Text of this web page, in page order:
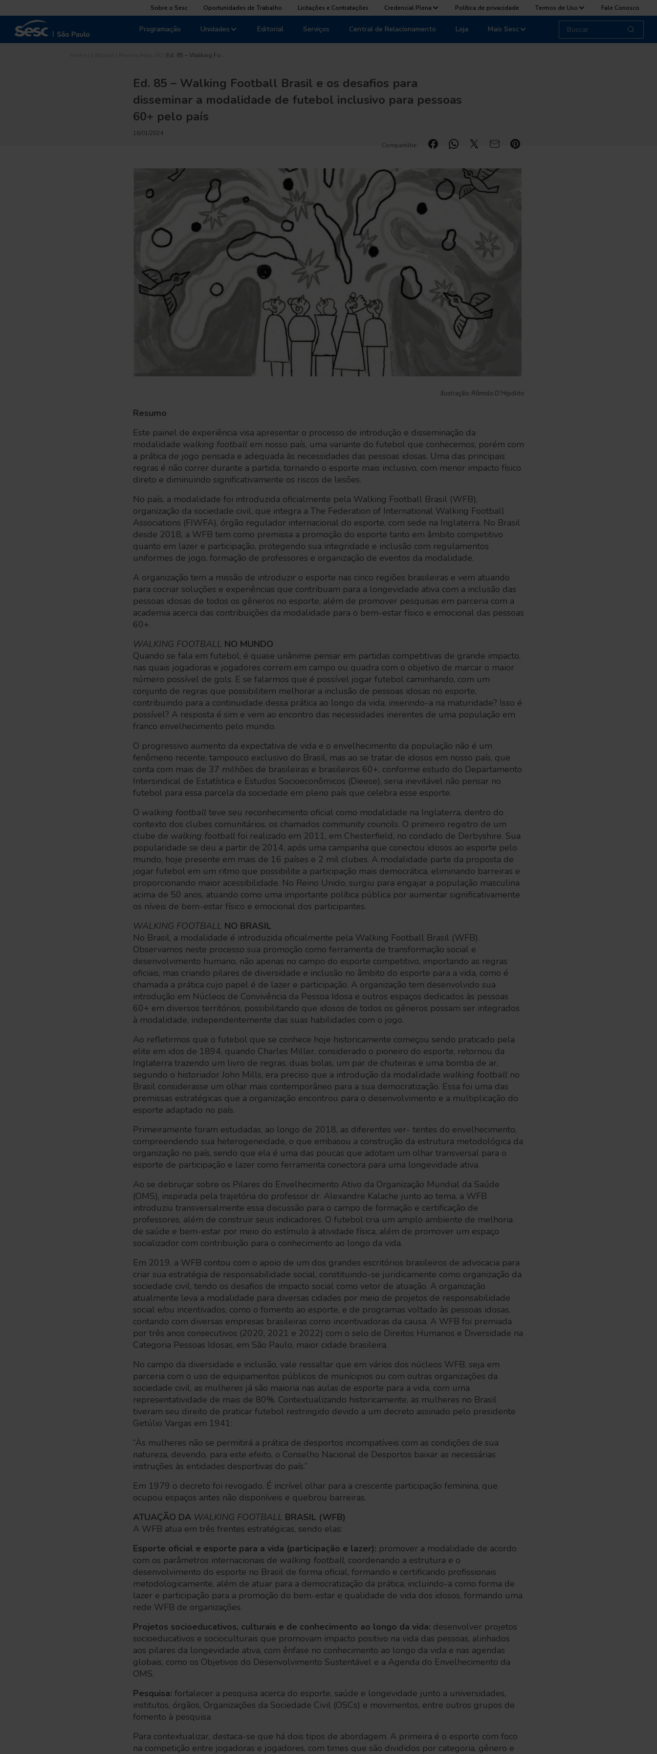
Sobre o Sesc Oportunidades de Trabalho Licitações e Contratações Credencial Plena Política de privacidade Termos de Uso Fale Conosco
Unidades
Programação Editorial Serviços Central de Relacionamento Loja Mais Sesc
Ed. 85 – Walking Fo…
Ed. 85 – Walking Football Brasil e os desafios para
disseminar a modalidade de futebol inclusivo para pessoas
60+ pelo país
16/01/2024
Compartilhe:
Ilustração: Rômolo D’Hipólito
Resumo
Este painel de experiência visa apresentar o processo de introdução e disseminação da
modalidade walking football em nosso país, uma variante do futebol que conhecemos, porém com
a prática de jogo pensada e adequada às necessidades das pessoas idosas. Uma das principais
regras é não correr durante a partida, tornando o esporte mais inclusivo, com menor impacto físico
direto e diminuindo significativamente os riscos de lesões.
No país, a modalidade foi introduzida oficialmente pela Walking Football Brasil (WFB),
organização da sociedade civil, que integra a The Federation of International Walking Football
Associations (FIWFA), órgão regulador internacional do esporte, com sede na Inglaterra. No Brasil
desde 2018, a WFB tem como premissa a promoção do esporte tanto em âmbito competitivo
quanto em lazer e participação, protegendo sua integridade e inclusão com regulamentos
uniformes de jogo, formação de professores e organização de eventos da modalidade.
A organização tem a missão de introduzir o esporte nas cinco regiões brasileiras e vem atuando
para cocriar soluções e experiências que contribuam para a longevidade ativa com a inclusão das
pessoas idosas de todos os gêneros no esporte, além de promover pesquisas em parceria com a
academia acerca das contribuições da modalidade para o bem-estar físico e emocional das pessoas
60+.
WALKING FOOTBALL NO MUNDO
Quando se fala em futebol, é quase unânime pensar em partidas competitivas de grande impacto,
nas quais jogadoras e jogadores correm em campo ou quadra com o objetivo de marcar o maior
número possível de gols. E se falarmos que é possível jogar futebol caminhando, com um
conjunto de regras que possibilitem melhorar a inclusão de pessoas idosas no esporte,
contribuindo para a continuidade dessa prática ao longo da vida, inserindo-a na maturidade? Isso é
possível? A resposta é sim e vem ao encontro das necessidades inerentes de uma população em
franco envelhecimento pelo mundo.
O progressivo aumento da expectativa de vida e o envelhecimento da população não é um
fenômeno recente, tampouco exclusivo do Brasil, mas ao se tratar de idosos em nosso país, que
conta com mais de 37 milhões de brasileiras e brasileiros 60+, conforme estudo do Departamento
Intersindical de Estatística e Estudos Socioeconômicos (Dieese), seria inevitável não pensar no
futebol para essa parcela da sociedade em pleno país que celebra esse esporte.
O walking football teve seu reconhecimento oficial como modalidade na Inglaterra, dentro do
contexto dos clubes comunitários, os chamados community councils. O primeiro registro de um
clube de walking football foi realizado em 2011, em Chesterfield, no condado de Derbyshire. Sua
popularidade se deu a partir de 2014, após uma campanha que conectou idosos ao esporte pelo
mundo, hoje presente em mais de 16 países e 2 mil clubes. A modalidade parte da proposta de
jogar futebol em um ritmo que possibilite a participação mais democrática, eliminando barreiras e
proporcionando maior acessibilidade. No Reino Unido, surgiu para engajar a população masculina
acima de 50 anos, atuando como uma importante política pública por aumentar significativamente
os níveis de bem-estar físico e emocional dos participantes.
WALKING FOOTBALL NO BRASIL
No Brasil, a modalidade é introduzida oficialmente pela Walking Football Brasil (WFB).
Observamos neste processo sua promoção como ferramenta de transformação social e
desenvolvimento humano, não apenas no campo do esporte competitivo, importando as regras
oficiais, mas criando pilares de diversidade e inclusão no âmbito do esporte para a vida, como é
chamada a prática cujo papel é de lazer e participação. A organização tem desenvolvido sua
introdução em Núcleos de Convivência da Pessoa Idosa e outros espaços dedicados às pessoas
60+ em diversos territórios, possibilitando que idosos de todos os gêneros possam ser integrados
à modalidade, independentemente das suas habilidades com o jogo.
Ao refletirmos que o futebol que se conhece hoje historicamente começou sendo praticado pela
elite em idos de 1894, quando Charles Miller, considerado o pioneiro do esporte, retornou da
Inglaterra trazendo um livro de regras, duas bolas, um par de chuteiras e uma bomba de ar,
segundo o historiador John Mills, era preciso que a introdução da modalidade walking football no
Brasil considerasse um olhar mais contemporâneo para a sua democratização. Essa foi uma das
premissas estratégicas que a organização encontrou para o desenvolvimento e a multiplicação do
esporte adaptado no país.
Primeiramente foram estudadas, ao longo de 2018, as diferentes ver- tentes do envelhecimento,
compreendendo sua heterogeneidade, o que embasou a construção da estrutura metodológica da
organização no país, sendo que ela é uma das poucas que adotam um olhar transversal para o
esporte de participação e lazer como ferramenta conectora para uma longevidade ativa.
Ao se debruçar sobre os Pilares do Envelhecimento Ativo da Organização Mundial da Saúde
(OMS), inspirada pela trajetória do professor dr. Alexandre Kalache junto ao tema, a WFB
introduziu transversalmente essa discussão para o campo de formação e certificação de
professores, além de construir seus indicadores. O futebol cria um amplo ambiente de melhoria
de saúde e bem-estar por meio do estímulo à atividade física, além de promover um espaço
socializador com contribuição para o conhecimento ao longo da vida.
Em 2019, a WFB contou com o apoio de um dos grandes escritórios brasileiros de advocacia para
criar sua estratégia de responsabilidade social, constituindo-se juridicamente como organização da
sociedade civil, tendo os desafios de impacto social como vetor de atuação. A organização
atualmente leva a modalidade para diversas cidades por meio de projetos de responsabilidade
social e/ou incentivados, como o fomento ao esporte, e de programas voltado às pessoas idosas,
contando com diversas empresas brasileiras como incentivadoras da causa. A WFB foi premiada
por três anos consecutivos (2020, 2021 e 2022) com o selo de Direitos Humanos e Diversidade na
Categoria Pessoas Idosas, em São Paulo, maior cidade brasileira.
No campo da diversidade e inclusão, vale ressaltar que em vários dos núcleos WFB, seja em
parceria com o uso de equipamentos públicos de munícipios ou com outras organizações da
sociedade civil, as mulheres já são maioria nas aulas de esporte para a vida, com uma
representatividade de mais de 80%. Contextualizando historicamente, as mulheres no Brasil
tiveram seu direito de praticar futebol restringido devido a um decreto assinado pelo presidente
Getúlio Vargas em 1941:
“Às mulheres não se permitirá a prática de desportos incompatíveis com as condições de sua
natureza, devendo, para este efeito, o Conselho Nacional de Desportos baixar as necessárias
instruções às entidades desportivas do país.”
Em 1979 o decreto foi revogado. É incrível olhar para a crescente participação feminina, que
ocupou espaços antes não disponíveis e quebrou barreiras.
ATUAÇÃO DA WALKING FOOTBALL BRASIL (WFB)
A WFB atua em três frentes estratégicas, sendo elas:
Esporte oficial e esporte para a vida (participação e lazer): promover a modalidade de acordo
com os parâmetros internacionais de walking football, coordenando a estrutura e o
desenvolvimento do esporte no Brasil de forma oficial, formando e certificando profissionais
metodologicamente, além de atuar para a democratização da prática, incluindo-a como forma de
lazer e participação para a promoção do bem-estar e qualidade de vida dos idosos, formando uma
rede WFB de organizações.
Projetos socioeducativos, culturais e de conhecimento ao longo da vida: desenvolver projetos
socioeducativos e socioculturais que promovam impacto positivo na vida das pessoas, alinhados
aos pilares da longevidade ativa, com ênfase no conhecimento ao longo da vida e nas agendas
globais, como os Objetivos do Desenvolvimento Sustentável e a Agenda do Envelhecimento da
OMS.
Pesquisa: fortalecer a pesquisa acerca do esporte, saúde e longevidade junto a universidades,
institutos, órgãos, Organizações da Sociedade Civil (OSCs) e movimentos, entre outros grupos de
fomento à pesquisa.
Para contextualizar, destaca-se que há dois tipos de abordagem. A primeira é o esporte com foco
na competição entre jogadoras e jogadores, com times que são divididos por categoria, gênero e